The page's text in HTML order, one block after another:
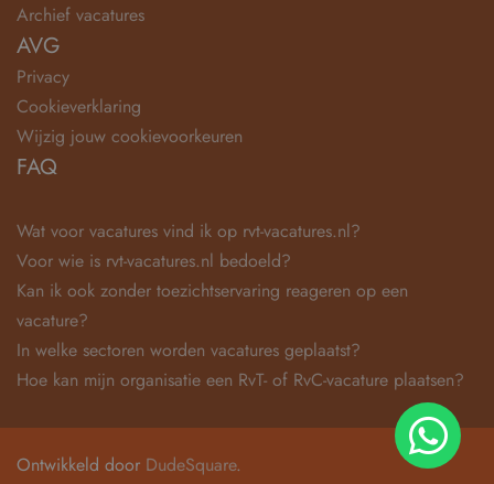
Archief vacatures
AVG
Privacy
Cookieverklaring
Wijzig jouw cookievoorkeuren
FAQ
Wat voor vacatures vind ik op rvt-vacatures.nl?
Voor wie is rvt-vacatures.nl bedoeld?
Kan ik ook zonder toezichtservaring reageren op een
vacature?
In welke sectoren worden vacatures geplaatst?
Hoe kan mijn organisatie een RvT- of RvC-vacature plaatsen?
Ontwikkeld door DudeSquare.